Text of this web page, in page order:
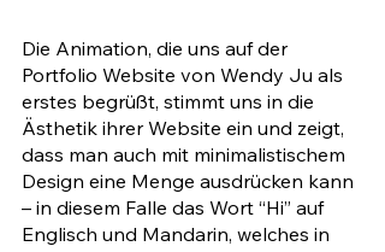
Die Animation, die uns auf der
Portfolio Website von Wendy Ju als
erstes begrüßt, stimmt uns in die
Ästhetik ihrer Website ein und zeigt,
dass man auch mit minimalistischem
Design eine Menge ausdrücken kann
– in diesem Falle das Wort “Hi” auf
Englisch und Mandarin, welches in